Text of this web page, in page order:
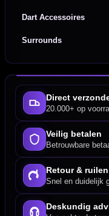
Dart Accessoires
Surrounds
Direct
20.000+ op
Veilig betalen
Betrouwbare
Retour & ruilen
Snel en duidelijk
Deskundig